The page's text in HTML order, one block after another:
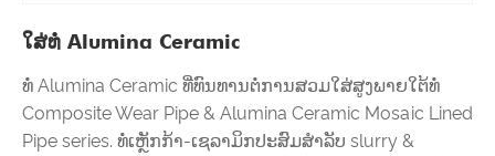
ໃສ່ທໍ່ Alumina Ceramic
ທໍ່ Alumina Ceramic ທີ່ທົນທານຕໍ່ການສວມໃສ່ສູງພາຍໃຕ້ທໍ່
Composite Wear Pipe & Alumina Ceramic Mosaic Lined
Pipe series. ທໍ່ເຫຼັກກ້າ-ເຊລາມິກປະສົມສຳລັບ slurry &